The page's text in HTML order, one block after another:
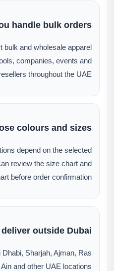
handle bulk orders?
bulk and wholesale apparel
companies, events and
throughout the UAE.
colours and sizes?
depend on the selected
review the size chart and
before order confirmation.
outside Dubai?
Sharjah, Ajman, Ras
and other UAE locations.